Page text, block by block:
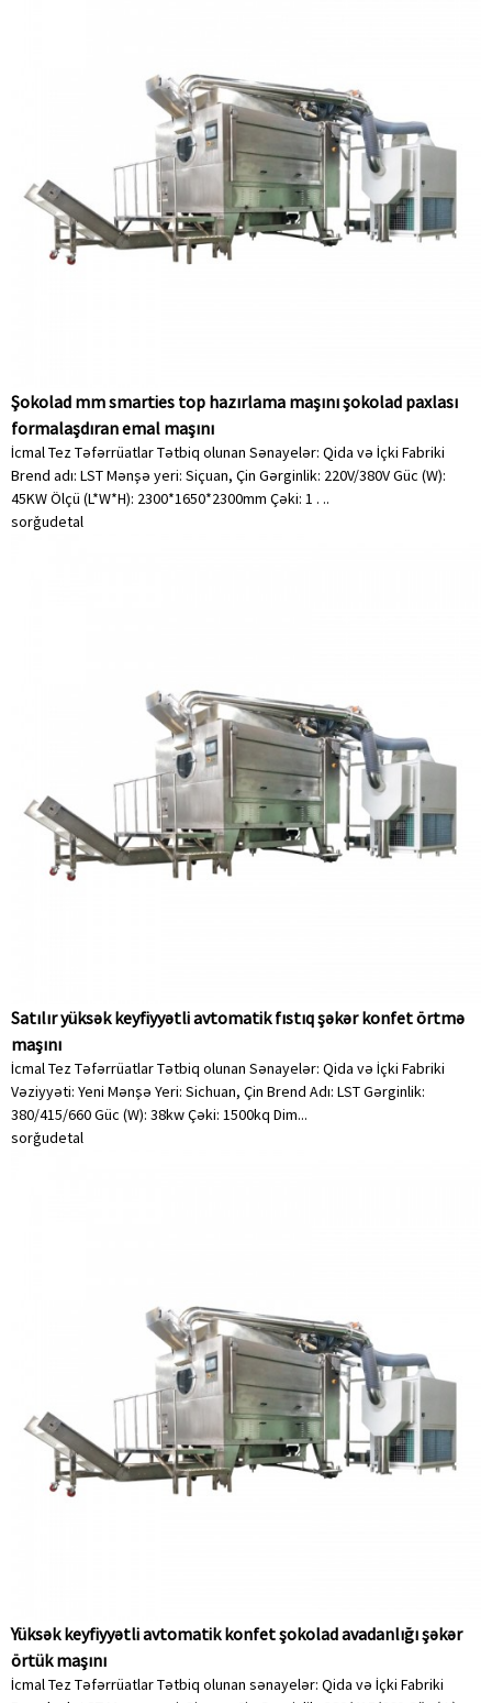
Şokolad mm smarties top hazırlama maşını şokolad paxlası
formalaşdıran emal maşını
İcmal Tez Təfərrüatlar Tətbiq olunan Sənayelər: Qida və İçki Fabriki
Brend adı: LST Mənşə yeri: Siçuan, Çin Gərginlik: 220V/380V Güc (W):
45KW Ölçü (L*W*H): 2300*1650*2300mm Çəki: 1 . ..
sorğudetal
Satılır yüksək keyfiyyətli avtomatik fıstıq şəkər konfet örtmə
maşını
İcmal Tez Təfərrüatlar Tətbiq olunan Sənayelər: Qida və İçki Fabriki
Vəziyyəti: Yeni Mənşə Yeri: Sichuan, Çin Brend Adı: LST Gərginlik:
380/415/660 Güc (W): 38kw Çəki: 1500kq Dim...
sorğudetal
Yüksək keyfiyyətli avtomatik konfet şokolad avadanlığı şəkər
örtük maşını
İcmal Tez Təfərrüatlar Tətbiq olunan sənayelər: Qida və İçki Fabriki